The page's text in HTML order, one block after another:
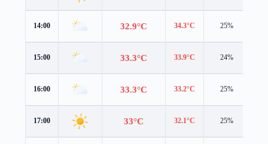
14:00 32.9°C 34.3°C 25%
15:00 33.3°C 33.9°C 24%
16:00 33.3°C 33.2°C 25%
17:00 33°C 32.1°C 25%